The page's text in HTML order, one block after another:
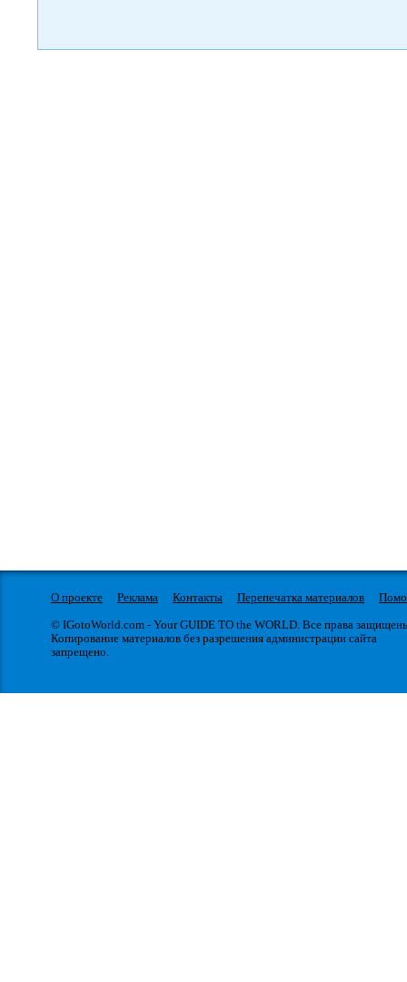
О проекте Реклама Контакты Перепечатка материалов
© IGotoWorld.com - Your GUIDE TO the WORLD. Все права
Копирование материалов без разрешения администрации сайта
запрещено.